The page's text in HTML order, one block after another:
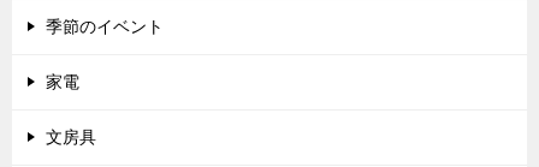
季節のイベント
家電
文房具